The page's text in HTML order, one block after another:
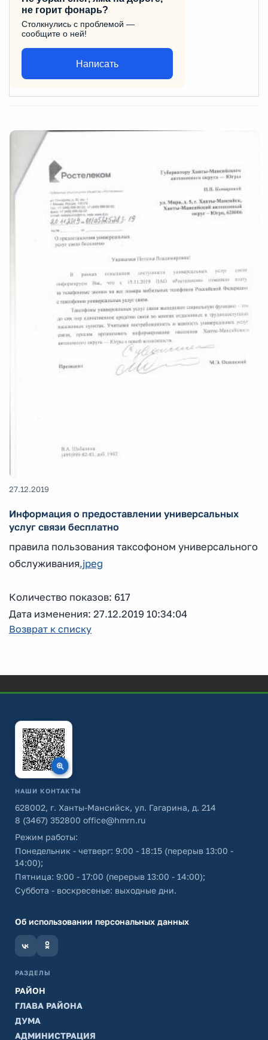
не горит фонарь?
Столкнулись с проблемой —
сообщите о ней!
Написать
27.12.2019
Информация о предоставлении универсальных
услуг связи бесплатно
правила пользования таксофоном универсального
обслуживания.jpeg
Количество показов: 617
Дата изменения: 27.12.2019 10:34:04
Возврат к списку
НАШИ КОНТАКТЫ
628002, г. Ханты-Мансийск, ул. Гагарина, д. 214
8 (3467) 352800 office@hmrn.ru
Режим работы:
Понедельник - четверг: 9:00 - 18:15 (перерыв 13:00 -
14:00);
Пятница: 9:00 - 17:00 (перерыв 13:00 - 14:00);
Суббота - воскресенье: выходные дни.
Об использовании персональных данных
РАЗДЕЛЫ
РАЙОН
ГЛАВА РАЙОНА
ДУМА
АДМИНИСТРАЦИЯ